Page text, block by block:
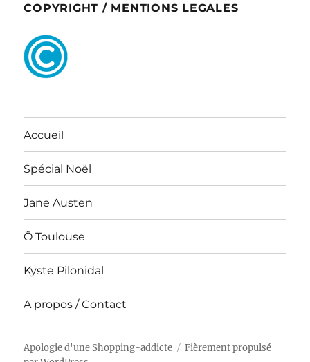
COPYRIGHT / MENTIONS LEGALES
Accueil
Spécial Noël
Jane Austen
Ô Toulouse
Kyste Pilonidal
A propos / Contact
Apologie d'une Shopping-addicte
Fièrement propulsé